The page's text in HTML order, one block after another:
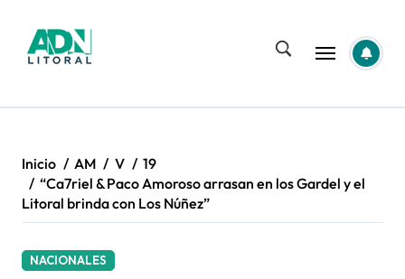
contenido
Inicio AM V
19
“Ca7riel & Paco Amoroso arrasan en los Gardel y el
Litoral brinda con Los Núñez”
NACIONALES